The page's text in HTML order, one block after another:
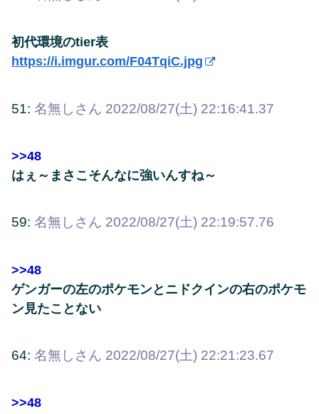
初代環境のtier表
https://i.imgur.com/F04TqiC.jpg
51: 名無しさん 2022/08/27(土) 22:16:41.37
>>48
はぇ～まさこそんなに強いんすね～
59: 名無しさん 2022/08/27(土) 22:19:57.76
>>48
ゲンガーの左のポケモンとニドクインの右のポケモ
ン見たことない
64: 名無しさん 2022/08/27(土) 22:21:23.67
>>48